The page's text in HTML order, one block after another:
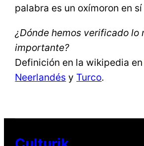
palabra es un oxímoron en
¿Dónde hemos verificado lo
importante?
Definición en la wikipedia en
Neerlandés y Turco.